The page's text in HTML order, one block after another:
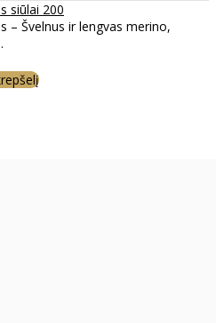
siūlai 200
– Švelnus ir lengvas merino,